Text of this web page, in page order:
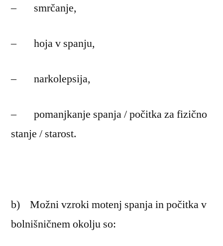
– smrčanje,
– hoja v spanju,
– narkolepsija,
– pomanjkanje spanja / počitka za fizično
stanje / starost.
b) Možni vzroki motenj spanja in počitka v
bolnišničnem okolju so: